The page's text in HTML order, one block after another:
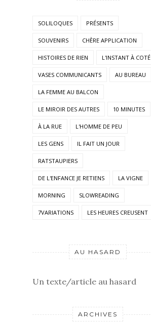
SOLILOQUES PRÉSENTS
SOUVENIRS CHÈRE APPLICATION
HISTOIRES DE RIEN L'INSTANT À COTÉ
VASES COMMUNICANTS AU BUREAU
LA FEMME AU BALCON
LE MIROIR DES AUTRES 10 MINUTES
À LA RUE L'HOMME DE PEU
LES GENS IL FAIT UN JOUR
RATSTAUPIERS
DE L'ENFANCE JE RETIENS LA VIGNE
MORNING SLOWREADING
7VARIATIONS LES HEURES CREUSENT
AU HASARD
Un texte/article au hasard
ARCHIVES